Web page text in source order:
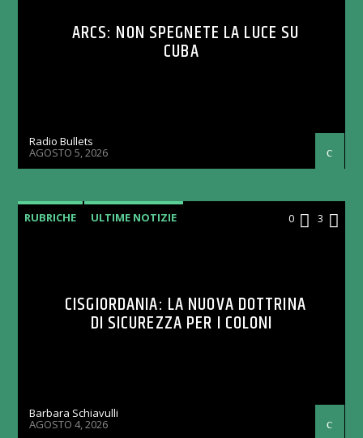
ARCS: NON SPEGNETE LA LUCE SU
CUBA
Radio Bullets
AGOSTO 5, 2026
RUBRICHE ULTIME NOTIZIE 0 3
CISGIORDANIA: LA NUOVA DOTTRINA
DI SICUREZZA PER I COLONI
Barbara Schiavulli
AGOSTO 4, 2026